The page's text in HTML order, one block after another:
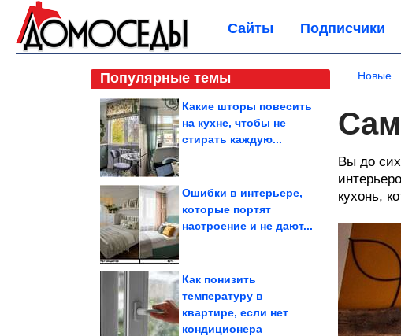
Сайты Подписчики
Популярные темы
Какие шторы повесить
на кухне, чтобы не
стирать каждую...
Ошибки в интерьере,
которые портят
настроение и не дают...
Как понизить
температуру в
квартире, если нет
кондиционера
Новые
Вы до
кухонь,